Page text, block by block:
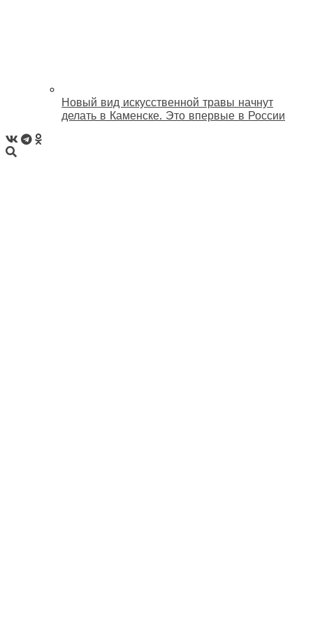
Новый вид искусственной травы начнут
делать в Каменске. Это впервые в России